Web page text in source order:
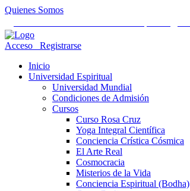
Quienes Somos
Acceso
Registrarse
Inicio
Universidad Espiritual
Universidad Mundial
Condiciones de Admisión
Cursos
Curso Rosa Cruz
Yoga Integral Científica
Conciencia Crística Cósmica
El Arte Real
Cosmocracia
Misterios de la Vida
Conciencia Espiritual (Bodha)